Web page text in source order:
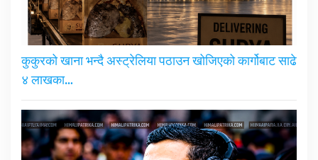
कुकुरको खाना भन्दै अस्ट्रेलिया पठाउन खोजिएको कार्गोबाट साढे
४ लाखका…